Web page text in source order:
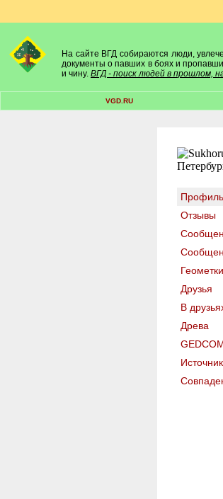
На сайте ВГД собираются люди,
документы о павших в боях и
и чину. ВГД - поиск людей в прошлом,
VGD.RU
Профиль
Отзывы
Геометки
Друзья
В
Древа